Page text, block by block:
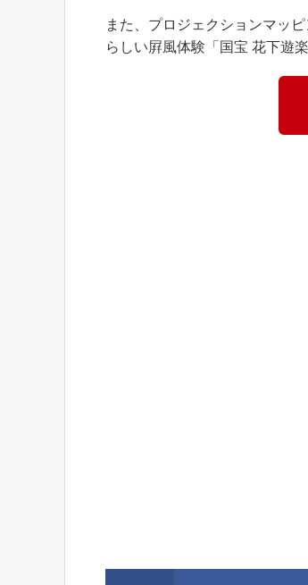
また、プロジェクションマッ
らしい屛風体験「国宝 花下遊